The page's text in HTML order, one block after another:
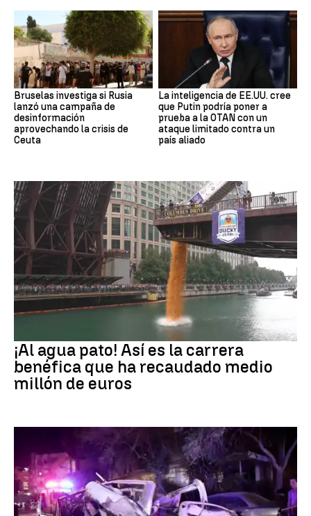
Bruselas investiga si Rusia
lanzó una campaña de
desinformación
aprovechando la crisis de
Ceuta
La inteligencia de EE.UU. cree
que Putin podría poner a
prueba a la OTAN con un
ataque limitado contra un
país aliado
¡Al agua pato! Así es la carrera
benéfica que ha recaudado medio
millón de euros